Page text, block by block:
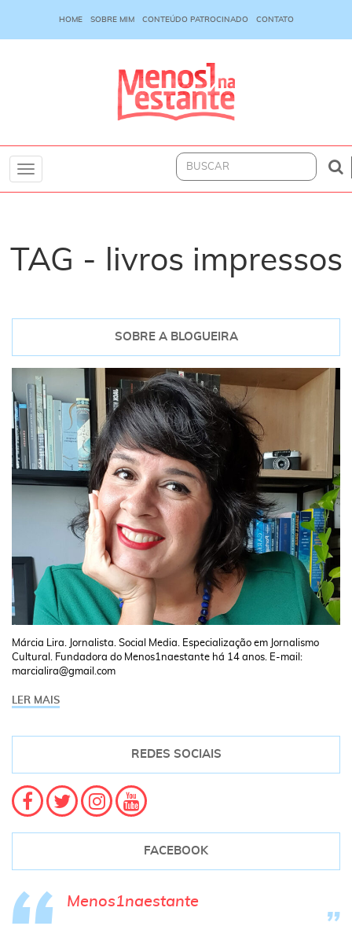
HOME SOBRE MIM CONTEÚDO PATROCINADO CONTATO
Toggle
TAG - livros impressos
SOBRE A BLOGUEIRA
Márcia Lira. Jornalista. Social Media. Especialização em Jornalismo
Cultural. Fundadora do Menos1naestante há 14 anos. E-mail:
marcialira@gmail.com
LER MAIS
REDES SOCIAIS
FACEBOOK
Menos1naestante